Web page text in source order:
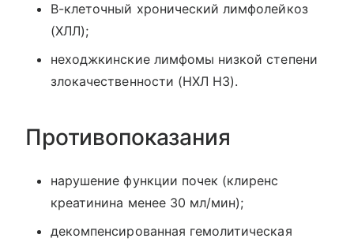
В-клеточный хронический лимфолейкоз
(ХЛЛ);
неходжкинские лимфомы низкой степени
злокачественности (НХЛ НЗ).
Противопоказания
нарушение функции почек (клиренс
креатинина менее 30 мл/мин);
декомпенсированная гемолитическая